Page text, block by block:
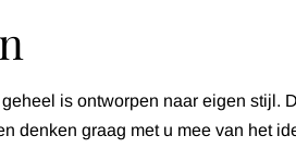
is ontworpen naar eigen stijl.
denken graag met u mee van het